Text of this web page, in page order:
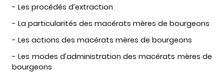
- Les procédés d’extraction
- La particularités des macérats mères de bourgeons
- Les actions des macérats mères de bourgeons
- Les modes d’administration des macérats mères de
bourgeons